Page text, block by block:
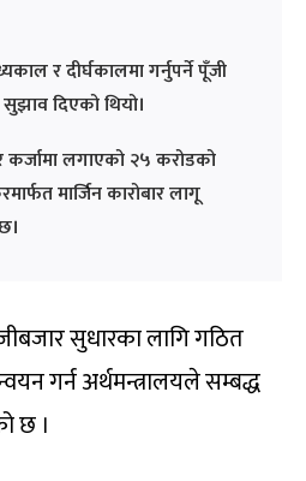
र दीर्घकालमा गर्नुपर्ने पूँजी
दिएको थियो।
लगाएको २५ करोडको
मार्जिन कारोबार लागू
सुधारका लागि गठित
गर्न अर्थमन्त्रालयले सम्बद्ध
छ ।